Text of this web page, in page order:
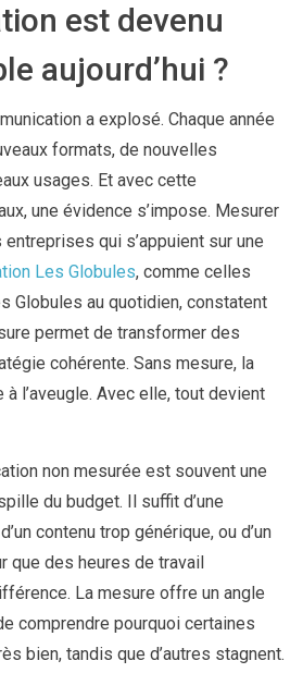
est devenu
aujourd’hui ?
a explosé. Chaque année
formats, de nouvelles
usages. Et avec cette
une évidence s’impose. Mesurer
qui s’appuient sur une
Les Globules, comme celles
Globules au quotidien, constatent
permet de transformer des
cohérente. Sans mesure, la
à l’aveugle. Avec elle, tout devient
non mesurée est souvent une
du budget. Il suffit d’une
contenu trop générique, ou d’un
que des heures de travail
La mesure offre un angle
comprendre pourquoi certaines
bien, tandis que d’autres stagnent.